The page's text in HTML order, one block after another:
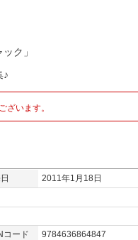
ク」
♪
ざいます。
2011年1月18日
コード
9784636864847